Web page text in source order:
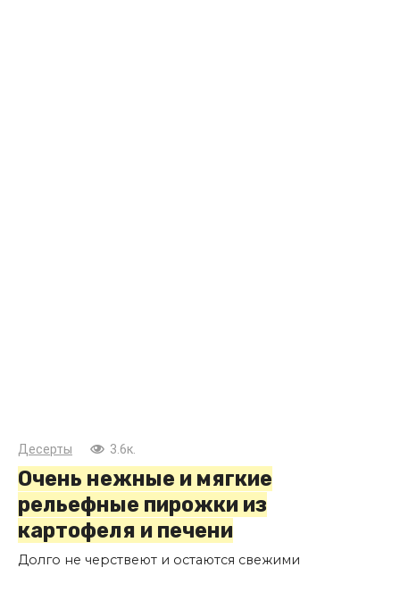
Десерты 3.6к.
Очень нежные и мягкие
рельефные пирожки из
картофеля и печени
Долго не черствеют и остаются свежими